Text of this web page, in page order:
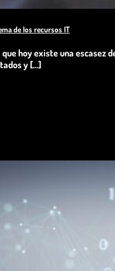
de los recursos IT
hoy existe una escasez
y [...]